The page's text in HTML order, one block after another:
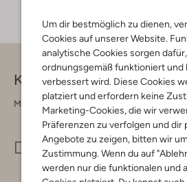
Um dir bestmöglich zu dienen,
Cookies auf unserer Website.
analytische Cookies sorgen
ordnungsgemäß funktioniert und
verbessert wird. Diese Cookies
platziert und erfordern keine
Marketing-Cookies, die wir
Präferenzen zu verfolgen und dir
Angebote zu zeigen, bitten wir
Zustimmung. Wenn du auf
werden nur die funktionalen und
Kontakt
Montag - Freitag 09:00 - 17:00 uur
info@omoda.de